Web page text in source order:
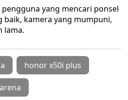
yang mencari ponsel
kamera yang mumpuni,
lama.
honor x50i plus